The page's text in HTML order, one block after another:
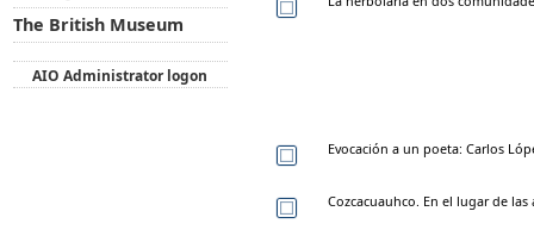
Evocación a un poeta: Carlos
Cozcacuauhco. En el lugar de las
The British Museum
AIO Administrator logon